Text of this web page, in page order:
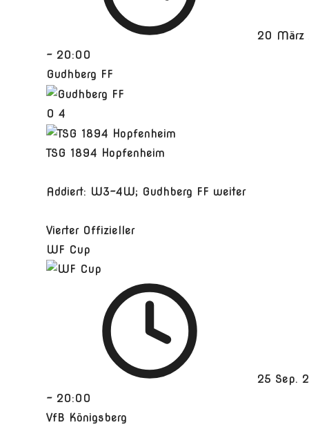
20 März
- 20:00
Gudhberg FF
04
TSG 1894 Hopfenheim
Addiert: W3-4W; Gudhberg FF weiter
Vierter Offizieller
WF Cup
25 Sep.
- 20:00
VfB Königsberg